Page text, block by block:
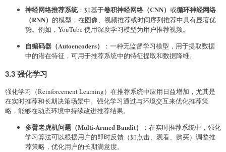
神经网络推荐系统：如基于卷积神经网络（CNN） 或循环神经网络
（RNN） 的模型，在图像、视频推荐或时间序列推荐中具有显著优
势。例如，YouTube 使用深度学习模型为用户推荐视频。
自编码器（Autoencoders）
：一种无监督学习模型，用于提取数据
中的潜在特征，可用于推荐系统中的特征提取和数据降维。
3.3 强化学习
强化学习（Reinforcement Learning）在推荐系统中应用日益增加，尤其是
在实时推荐和长期决策场景中。强化学习通过与环境交互来优化推荐策
略，能够在动态环境中持续改进推荐结果。
多臂老虎机问题（Multi-Armed Bandit）
：在实时推荐系统中，强化
学习算法可以根据用户的即时反馈（如点击、观看、购买）调整推
荐策略，优化用户的长期满意度。